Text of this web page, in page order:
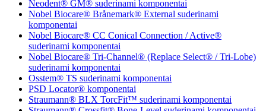
Neodent® GM® suderinami komponentai
Nobel Biocare® Brånemark® External suderinami
komponentai
Nobel Biocare® CC Conical Connection / Active®
suderinami komponentai
Nobel Biocare® Tri-Channel® (Replace Select® / Tri-Lobe)
suderinami komponentai
Osstem® TS suderinami komponentai
PSD Locator® komponentai
Straumann® BLX TorcFit™ suderinami komponentai